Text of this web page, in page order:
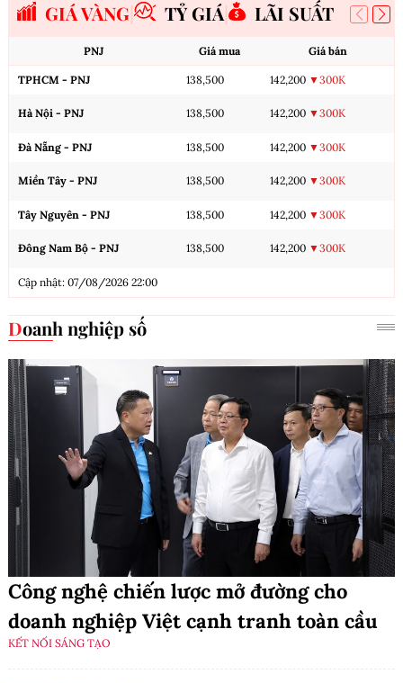
GIÁ VÀNG TỶ GIÁ LÃI SUẤT
PNJ Giá mua Giá bán
TPHCM - PNJ 138,500 142,200 ▼300K
Hà Nội - PNJ 138,500 142,200 ▼300K
Đà Nẵng - PNJ 138,500 142,200 ▼300K
Miền Tây - PNJ 138,500 142,200 ▼300K
Tây Nguyên - PNJ 138,500 142,200 ▼300K
Đông Nam Bộ - PNJ 138,500 142,200 ▼300K
Cập nhật: 07/08/2026 22:00
Doanh nghiệp số
Công nghệ chiến lược mở đường cho
doanh nghiệp Việt cạnh tranh toàn cầu
KẾT NỐI SÁNG TẠO